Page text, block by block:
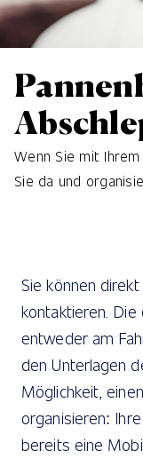
Wenn Sie mit
Sie da und
Sie können
kontaktieren.
entweder am
den Unterlagen
Möglichkeit,
organisieren:
bereits eine